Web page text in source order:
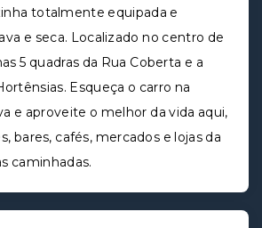
totalmente equipada e
e seca. Localizado no centro de
5 quadras da Rua Coberta e a
Esqueça o carro na
e aproveite o melhor da vida aqui,
bares, cafés, mercados e lojas da
caminhadas.